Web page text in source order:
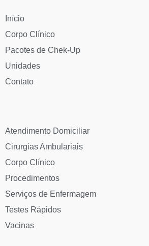
Início
Corpo Clínico
Pacotes de Chek-Up
Unidades
Contato
Atendimento Domiciliar
Cirurgias Ambulariais
Corpo Clínico
Procedimentos
Serviços de Enfermagem
Testes Rápidos
Vacinas